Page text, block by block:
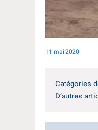
11 mai 2020
Catégories
D’autres